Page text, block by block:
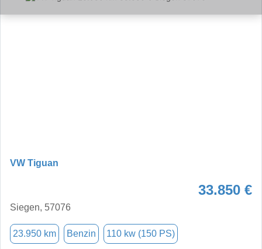
VW Tiguan
33.850 €
Siegen, 57076
23.950 km Benzin 110 kw (150 PS)